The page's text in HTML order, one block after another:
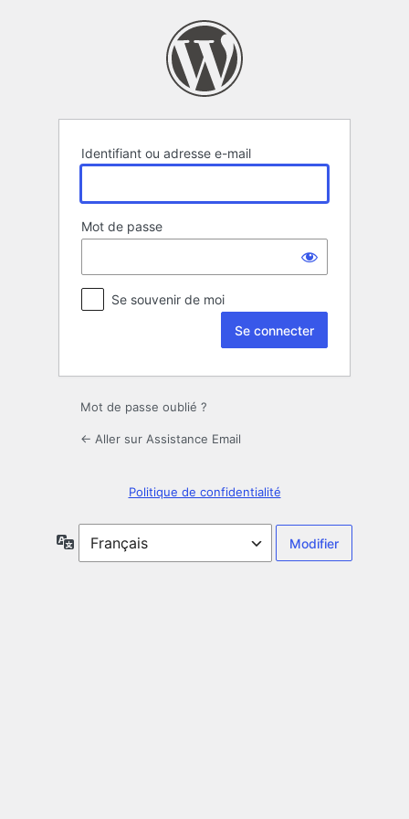
Identifiant ou adresse e-mail
Mot de passe
Se souvenir de moi
Mot de passe oublié ?
← Aller sur Assistance Email
Politique de confidentialité
Langue